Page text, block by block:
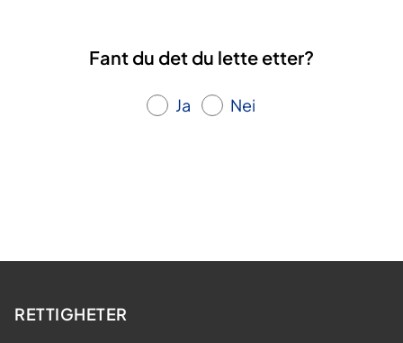
Fant du det du lette etter?
Ja Nei
RETTIGHETER